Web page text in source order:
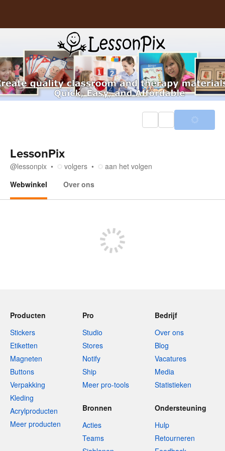
LessonPix
@lessonpix volgers
aan het volgen
Webwinkel
Over ons
Producten
Stickers
Etiketten
Magneten
Buttons
Verpakking
Kleding
Acrylproducten
Meer producten
Pro
Studio
Stores
Notify
Ship
Meer pro-tools
Bedrijf
Over ons
Blog
Vacatures
Media
Statistieken
Bronnen
Acties
Teams
Ondersteuning
Hulp
Retourneren